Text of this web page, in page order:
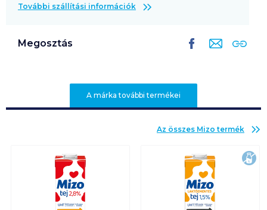
További szállítási információk
Megosztás
A márka további termékei
Az összes Mizo termék